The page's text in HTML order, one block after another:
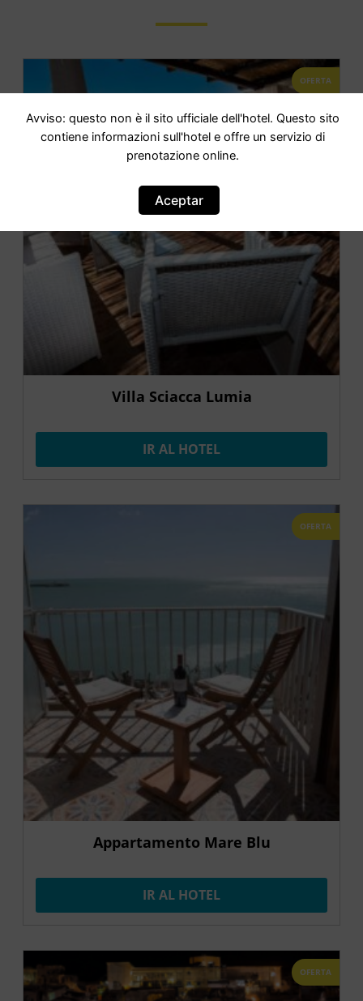
OFERTA
Villa Sciacca Lumia
IR AL HOTEL
OFERTA
Appartamento Mare Blu
IR AL HOTEL
OFERTA
Avviso: questo non è il sito ufficiale dell'hotel. Questo sito
contiene informazioni sull'hotel e offre un servizio di
prenotazione online.
Aceptar